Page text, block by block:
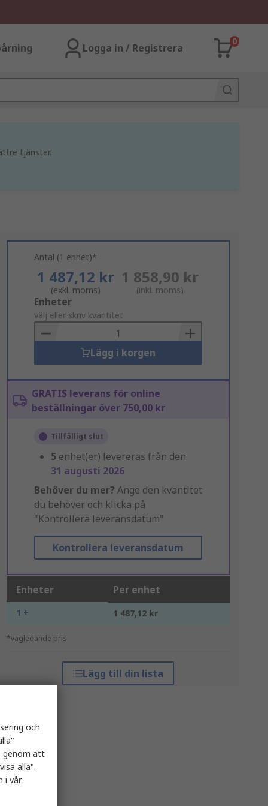
Logga in / Registrera
0
tjänster.
Antal (1 enhet)*
1 487,12 kr
(exkl. moms)
1 858,90 kr
(inkl. moms)
Add
to
Basket
Enheter
välj eller skriv kvantitet
Lägg i korgen
GRATIS leverans för online
beställningar över 750,00 kr
Tillfälligt slut
5 enhet(er) levereras från den
31 augusti 2026
Behöver du mer? Ange den kvantitet
du behöver och klicka på
"Kontrollera leveransdatum"
Kontrollera leveransdatum
Enheter Per enhet
1 + 1 487,12 kr
*vägledande pris
Lägg till din lista
och
genom att
alla".
i vår